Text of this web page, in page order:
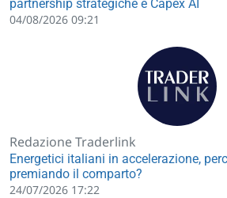
partnership strategiche e Capex AI
04/08/2026 09:21
Redazione Traderlink
Energetici italiani in accelerazione,
premiando il comparto?
24/07/2026 17:22